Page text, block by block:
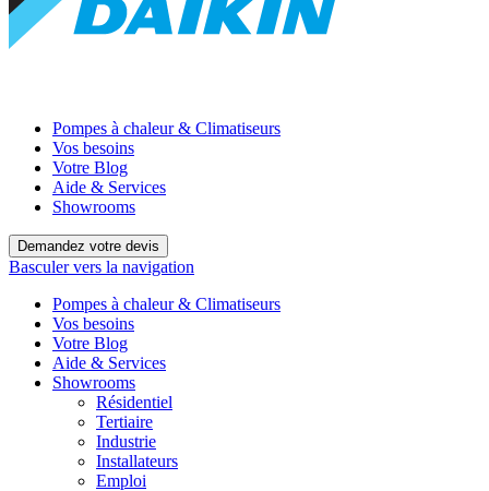
Pompes à chaleur & Climatiseurs
Vos besoins
Votre Blog
Aide & Services
Showrooms
Demandez votre devis
Basculer vers la navigation
Pompes à chaleur & Climatiseurs
Vos besoins
Votre Blog
Aide & Services
Showrooms
Résidentiel
Tertiaire
Industrie
Installateurs
Emploi